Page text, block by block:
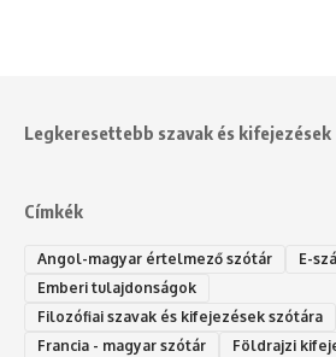
Legkeresettebb szavak és kifejezések
Címkék
Angol-magyar értelmező szótár E-
Emberi tulajdonságok
Filozófiai szavak és kifejezések szótára
Francia - magyar szótár
Földrajzi